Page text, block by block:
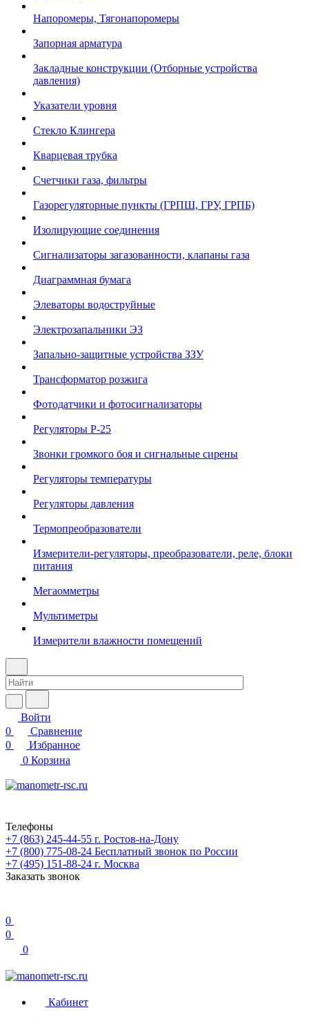
Напоромеры, Тягонапоромеры
Запорная арматура
Закладные конструкции (Отборные устройства
давления)
Указатели уровня
Стекло Клингера
Кварцевая трубка
Счетчики газа, фильтры
Газорегуляторные пункты (ГРПШ, ГРУ, ГРПБ)
Изолирующие соединения
Сигнализаторы загазованности, клапаны газа
Диаграммная бумага
Элеваторы водоструйные
Электрозапальники ЭЗ
Запально-защитные устройства ЗЗУ
Трансформатор розжига
Фотодатчики и фотосигнализаторы
Регуляторы Р-25
Звонки громкого боя и сигнальные сирены
Регуляторы температуры
Регуляторы давления
Термопреобразователи
Измерители-регуляторы, преобразователи, реле, блоки
питания
Мегаомметры
Мультиметры
Измерители влажности помещений
Войти
0
Сравнение
0
Избранное
0 Корзина
Телефоны
+7 (863) 245-44-55 г. Ростов-на-Дону
+7 (800) 775-08-24 Бесплатный звонок по России
+7 (495) 151-88-24 г. Москва
Заказать звонок
0
0
0
Кабинет